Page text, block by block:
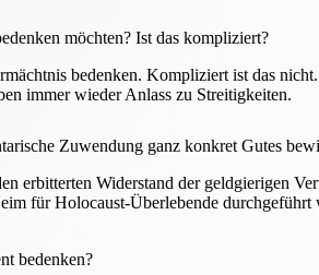
möchten? Ist das kompliziert?
bedenken. Kompliziert ist das
immer wieder Anlass zu Streitigkeiten.
Zuwendung ganz konkret Gutes
erbitterten Widerstand der geldgierigen
für Holocaust-Überlebende durchgeführt
bedenken?